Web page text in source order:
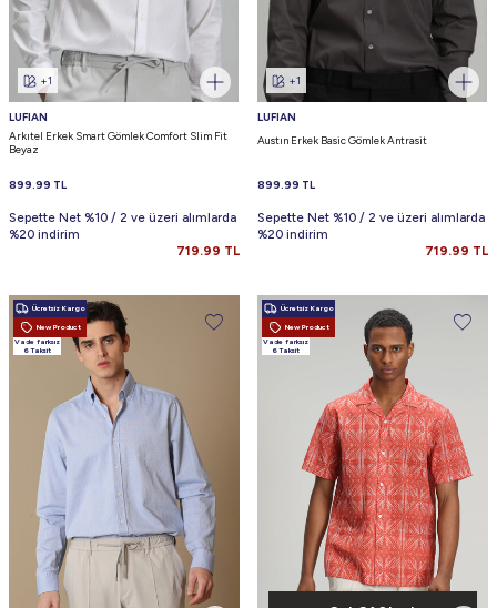
+1
LUFIAN
Arkıtel Erkek Smart Gömlek Comfort Slim Fit
Beyaz
899.99 TL
Sepette Net %10 / 2 ve üzeri alımlarda
%20 indirim
719.99 TL
+1
LUFIAN
Austın Erkek Basic Gömlek Antrasit
899.99 TL
Sepette Net %10 / 2 ve üzeri alımlarda
%20 indirim
719.99 TL
Ücretsiz Kargo
New Product
Vade farksız
6 Taksit
Ücretsiz Kargo
New Product
Vade farksız
6 Taksit